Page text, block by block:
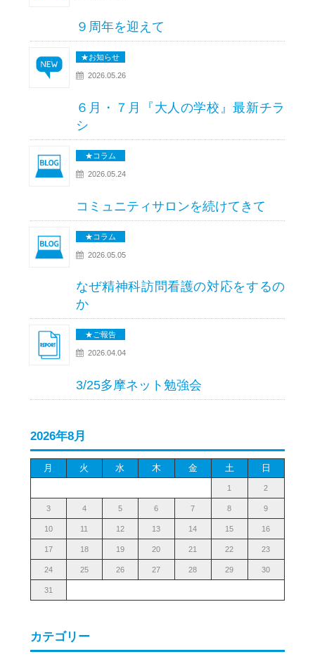
９周年を迎えて
★お知らせ
2026.05.26
６月・７月『大人の学校』最新チラ
シ
★コラム
2026.05.24
コミュニティサロンを続けてきて
★コラム
2026.05.05
なぜ精神科訪問看護の対応をするの
か
★ご報告
2026.04.04
3/25多摩ネット勉強会
2026年8月
月 火 水 木 金 土 日
1 2
3 4 5 6 7 8 9
10 11 12 13 14 15 16
17 18 19 20 21 22 23
24 25 26 27 28 29 30
31
カテゴリー